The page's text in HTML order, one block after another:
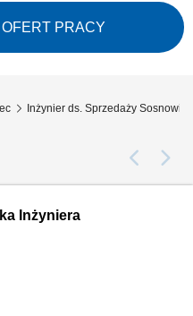
identyfikowanie potrzeb klientów
prowadzenie prezentacji i
relacji i dbanie o wysoki
PRACY
Inżynier ds. Sprzedaży Sosnowiec
Inżyniera